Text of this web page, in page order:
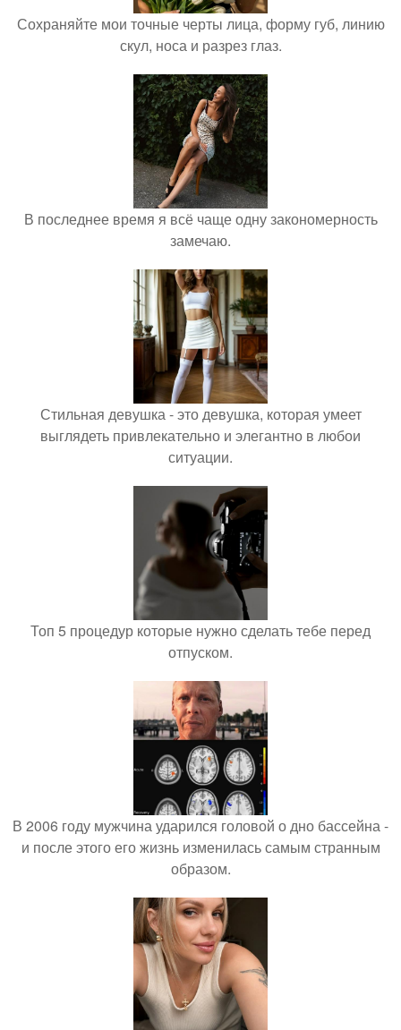
Сохраняйте мои точные черты лица, форму губ, линию
скул, носа и разрез глаз.
В последнее время я всё чаще одну закономерность
замечаю.
Стильная девушка - это девушка, которая умеет
выглядеть привлекательно и элегантно в любои
ситуации.
Топ 5 процедур которые нужно сделать тебе перед
отпуском.
В 2006 году мужчина ударился головой о дно бассейна -
и после этого его жизнь изменилась самым странным
образом.